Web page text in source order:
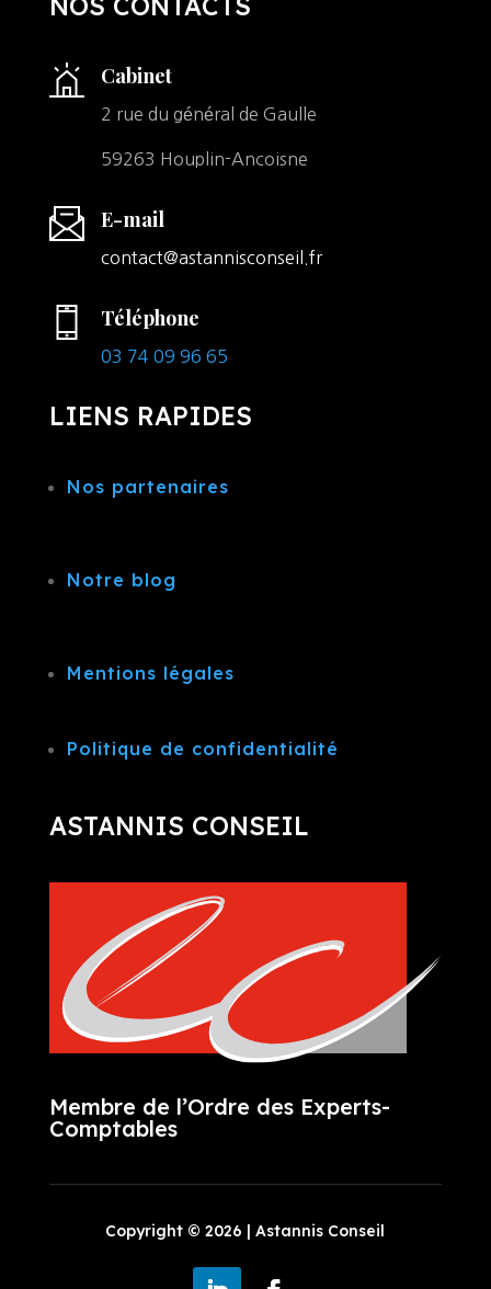
Cabinet
2 rue du général de Gaulle
59263 Houplin-Ancoisne
E-mail
contact@astannisconseil.fr
Téléphone
03 74 09 96 65
LIENS RAPIDES
Nos partenaires
Notre blog
Mentions légales
Politique de confidentialité
ASTANNIS CONSEIL
Membre de l’Ordre des Experts-
Comptables
Copyright © 2026 |Astannis Conseil